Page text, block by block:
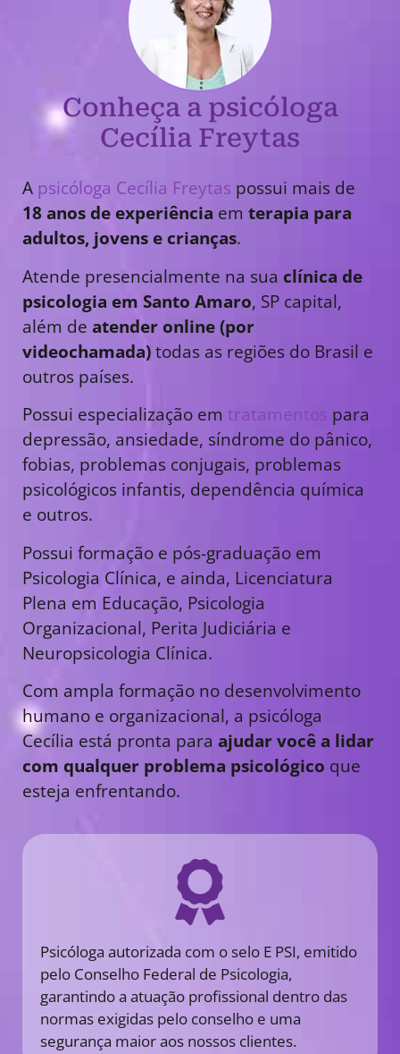
Conheça a psicóloga
Cecília Freytas
A psicóloga Cecília Freytas possui mais de
18 anos de experiência em terapia para
adultos, jovens e crianças.
Atende presencialmente na sua clínica de
psicologia em Santo Amaro, SP capital,
além de atender online (por
videochamada)todas as regiões do Brasil e
outros países.
Possui especialização em tratamentos para
depressão, ansiedade, síndrome do pânico,
fobias, problemas conjugais, problemas
psicológicos infantis, dependência química
e outros.
Possui formação e pós-graduação em
Psicologia Clínica, e ainda, Licenciatura
Plena em Educação, Psicologia
Organizacional, Perita Judiciária e
Neuropsicologia Clínica.
Com ampla formação no desenvolvimento
humano e organizacional, a psicóloga
Cecília está pronta para ajudar você a lidar
com qualquer problema psicológico que
esteja enfrentando.
Psicóloga autorizada com o selo E PSI, emitido
pelo Conselho Federal de Psicologia,
garantindo a atuação profissional dentro das
normas exigidas pelo conselho e uma
segurança maior aos nossos clientes.